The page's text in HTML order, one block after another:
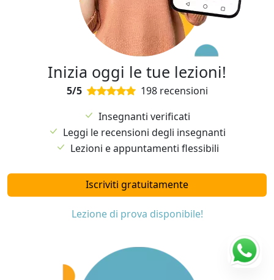
Inizia oggi le tue lezioni!
5/5
198 recensioni
Insegnanti verificati
Leggi le recensioni degli insegnanti
Lezioni e appuntamenti flessibili
Iscriviti gratuitamente
Lezione di prova disponibile!